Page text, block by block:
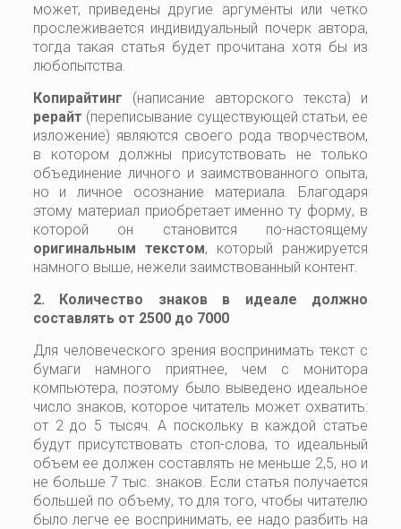
может, приведены другие аргументы или четко
прослеживается индивидуальный почерк автора,
тогда такая статья будет прочитана хотя бы из
любопытства.
Копирайтинг (написание авторского текста) и
рерайт (переписывание существующей статьи, ее
изложение) являются своего рода творчеством,
в котором должны присутствовать не только
объединение личного и заимствованного опыта,
но и личное осознание материала. Благодаря
этому материал приобретает именно ту форму, в
которой он становится по-настоящему
оригинальным текстом, который ранжируется
намного выше, нежели заимствованный контент.
2. Количество знаков в идеале должно
составлять от 2500 до 7000
Для человеческого зрения воспринимать текст с
бумаги намного приятнее, чем с монитора
компьютера, поэтому было выведено идеальное
число знаков, которое читатель может охватить:
от 2 до 5 тысяч. А поскольку в каждой статье
будут присутствовать стоп-слова, то идеальный
объем ее должен составлять не меньше 2,5, но и
не больше 7 тыс. знаков. Если статья получается
большей по объему, то для того, чтобы читателю
было легче ее воспринимать, ее надо разбить на